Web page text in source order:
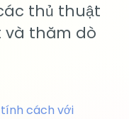
thủ thuật
và thăm dò
cách với